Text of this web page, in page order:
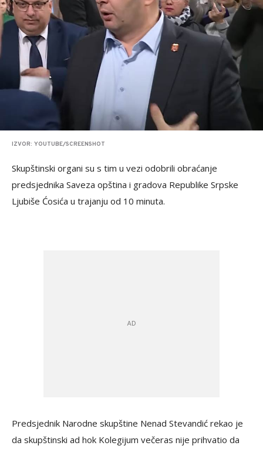
IZVOR: YOUTUBE/SCREENSHOT
Skupštinski organi su s tim u vezi odobrili obraćanje
predsjednika Saveza opština i gradova Republike Srpske
Ljubiše Ćosića u trajanju od 10 minuta.
Predsjednik Narodne skupštine Nenad Stevandić rekao je
da skupštinski ad hok Kolegijum večeras nije prihvatio da